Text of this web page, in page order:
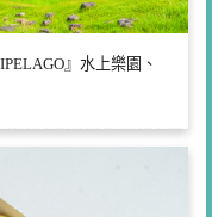
』水上樂園、